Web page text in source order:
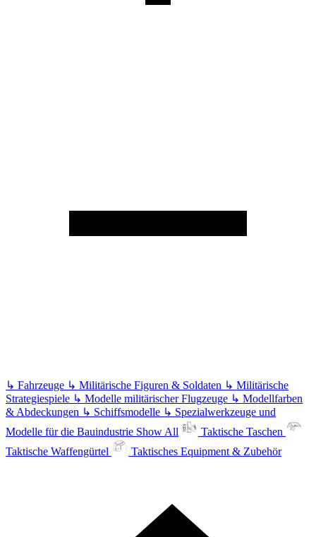
↳ Fahrzeuge ↳ Militärische Figuren & Soldaten ↳ Militärische
Strategiespiele ↳ Modelle militärischer Flugzeuge ↳ Modellfarben
& Abdeckungen ↳ Schiffsmodelle ↳ Spezialwerkzeuge und
Modelle für die Bauindustrie Show All
Taktische Taschen
Taktische Waffengürtel
Taktisches Equipment & Zubehör